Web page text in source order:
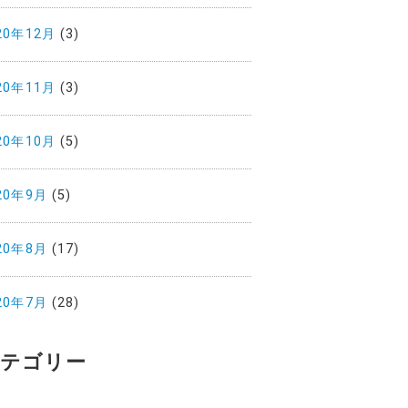
年12月 (3)
年11月 (3)
年10月 (5)
年9月 (5)
年8月 (17)
年7月 (28)
ゴリー